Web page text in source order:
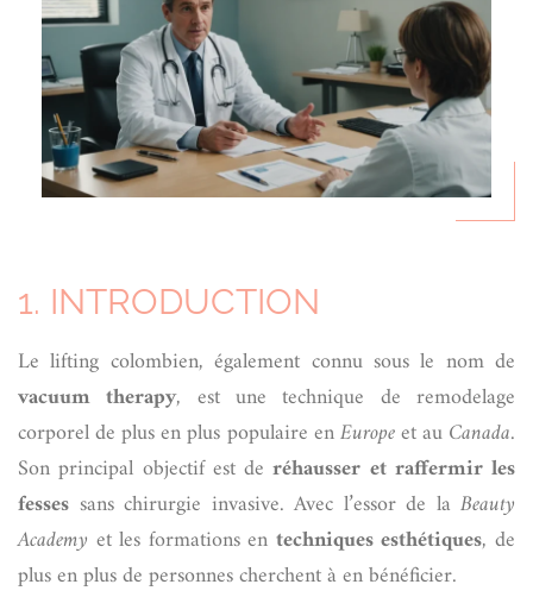
1. INTRODUCTION
Le lifting colombien, également connu sous le nom de
vacuum therapy, est une technique de remodelage
corporel de plus en plus populaire enEuropeet auCanada.
Son principal objectif est deréhausser et raffermir les
fesses sans chirurgie invasive. Avec l’essor de la Beauty
Academy et les formations en techniques esthétiques, de
plus en plus de personnes cherchent à en bénéficier.